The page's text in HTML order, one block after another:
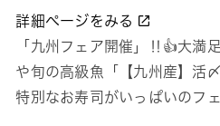
詳細ページをみる
「九州フェア開催」‼👍大満
や旬の高級魚「【九州産】活
特別なお寿司がいっぱいのフ